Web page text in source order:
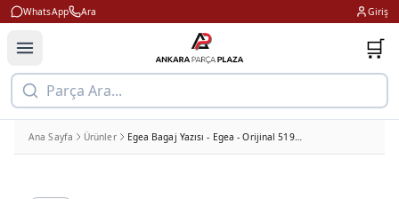
WhatsApp Ara Giriş
🛒
Parça Ara...
Ana Sayfa Ürünler Egea Bagaj Yazısı - Egea - Orijinal 51984548